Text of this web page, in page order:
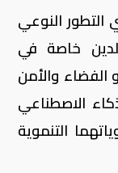
النوعي
خاصة في
الفضاء والأمن
الاصطناعي
التنموية